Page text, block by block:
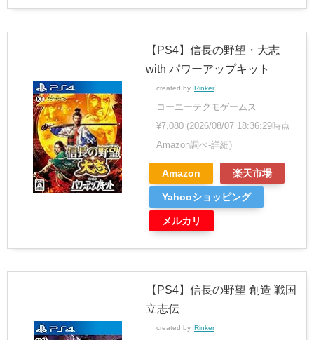
【PS4】信長の野望・大志
with パワーアップキット
created by Rinker
コーエーテクモゲームス
¥7,080 (2026/08/07 18:36:29時点
Amazon調べ-詳細)
Amazon 楽天市場
Yahooショッピング
メルカリ
【PS4】信長の野望 創造 戦国
立志伝
created by Rinker